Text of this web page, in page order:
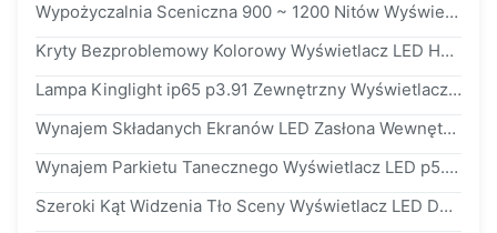
Wypożyczalnia Sceniczna 900 ~ 1200 Nitów Wyświetlacz LED 2,9 Mm 7 Pikseli Z 2-Letnią Gwarancją
Kryty Bezproblemowy Kolorowy Wyświetlacz LED HD SMD p3.91 16 Bitów 2 Lata Gwarancji
Lampa Kinglight ip65 p3.91 Zewnętrzny Wyświetlacz LED
Wynajem Składanych Ekranów LED Zasłona Wewnętrzna Wyświetlacz LED 360 ° Kreatywny Moduł Zdarzeń Oszczędność Miejsca ip43 ip54
Wynajem Parkietu Tanecznego Wyświetlacz LED p5.2 ip65 Do Sali Weselnej / Imprezy Dla DJ-Ów
Szeroki Kąt Widzenia Tło Sceny Wyświetlacz LED Duży Ekran Z Regulacją Wysokości